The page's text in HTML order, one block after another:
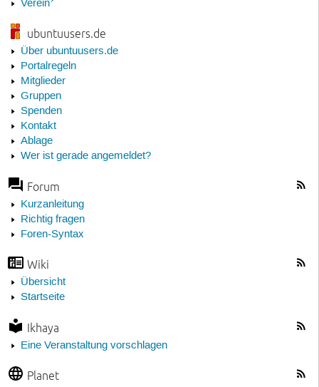
Verein
ubuntuusers.de
Über ubuntuusers.de
Portalregeln
Mitglieder
Gruppen
Spenden
Kontakt
Ablage
Wer ist gerade angemeldet?
Forum
Kurzanleitung
Richtig fragen
Foren-Syntax
Wiki
Übersicht
Startseite
Ikhaya
Eine Veranstaltung vorschlagen
Planet